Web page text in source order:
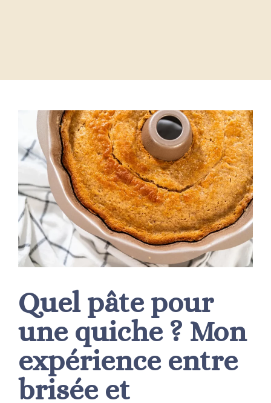
Quel pâte pour
une quiche ? Mon
expérience entre
brisée et